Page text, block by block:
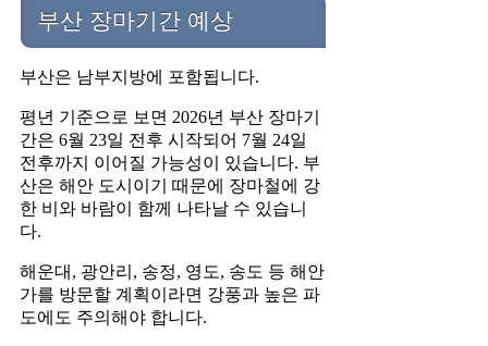
부산 장마기간 예상
부산은 남부지방에 포함됩니다.
평년 기준으로 보면 2026년 부산 장마기
간은 6월 23일 전후 시작되어 7월 24일
전후까지 이어질 가능성이 있습니다. 부
산은 해안 도시이기 때문에 장마철에 강
한 비와 바람이 함께 나타날 수 있습니
다.
해운대, 광안리, 송정, 영도, 송도 등 해안
가를 방문할 계획이라면 강풍과 높은 파
도에도 주의해야 합니다.